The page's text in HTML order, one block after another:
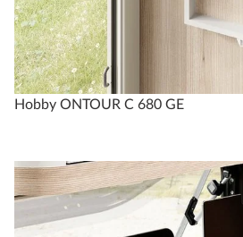
Hobby ONTOUR C 680 GE